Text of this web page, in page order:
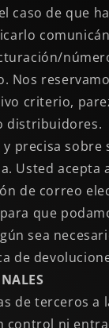
caso de que
Nos
criterio,
distribuidores.
precisa sobre
Usted acepta
de correo
que
sea
de
de terceros a
control ni